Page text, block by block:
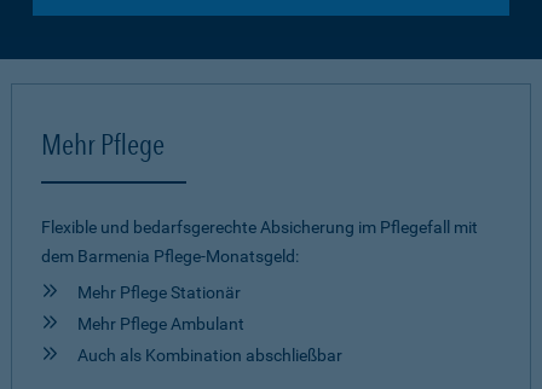
Mehr Pflege
Flexible und bedarfsgerechte Absicherung im Pflegefall mit
dem Barmenia Pflege-Monatsgeld:
Mehr Pflege Stationär
Mehr Pflege Ambulant
Auch als Kombination abschließbar